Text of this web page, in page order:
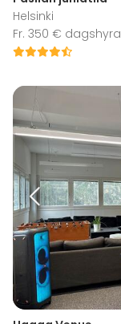
Helsinki
Fr. 350 € dagshyra